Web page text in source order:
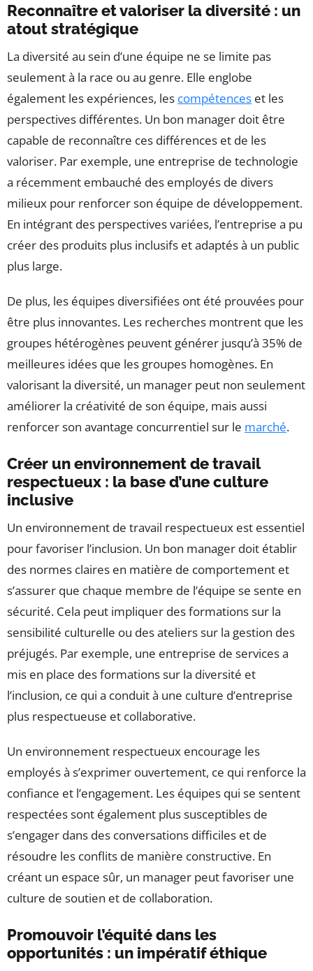
Reconnaître et valoriser la diversité : un
atout stratégique
La diversité au sein d’une équipe ne se limite pas
seulement à la race ou au genre. Elle englobe
également les expériences, les compétences et les
perspectives différentes. Un bon manager doit être
capable de reconnaître ces différences et de les
valoriser. Par exemple, une entreprise de technologie
a récemment embauché des employés de divers
milieux pour renforcer son équipe de développement.
En intégrant des perspectives variées, l’entreprise a pu
créer des produits plus inclusifs et adaptés à un public
plus large.
De plus, les équipes diversifiées ont été prouvées pour
être plus innovantes. Les recherches montrent que les
groupes hétérogènes peuvent générer jusqu’à 35% de
meilleures idées que les groupes homogènes. En
valorisant la diversité, un manager peut non seulement
améliorer la créativité de son équipe, mais aussi
renforcer son avantage concurrentiel sur le marché.
Créer un environnement de travail
respectueux : la base d’une culture
inclusive
Un environnement de travail respectueux est essentiel
pour favoriser l’inclusion. Un bon manager doit établir
des normes claires en matière de comportement et
s’assurer que chaque membre de l’équipe se sente en
sécurité. Cela peut impliquer des formations sur la
sensibilité culturelle ou des ateliers sur la gestion des
préjugés. Par exemple, une entreprise de services a
mis en place des formations sur la diversité et
l’inclusion, ce qui a conduit à une culture d’entreprise
plus respectueuse et collaborative.
Un environnement respectueux encourage les
employés à s’exprimer ouvertement, ce qui renforce la
confiance et l’engagement. Les équipes qui se sentent
respectées sont également plus susceptibles de
s’engager dans des conversations difficiles et de
résoudre les conflits de manière constructive. En
créant un espace sûr, un manager peut favoriser une
culture de soutien et de collaboration.
Promouvoir l’équité dans les
opportunités : un impératif éthique